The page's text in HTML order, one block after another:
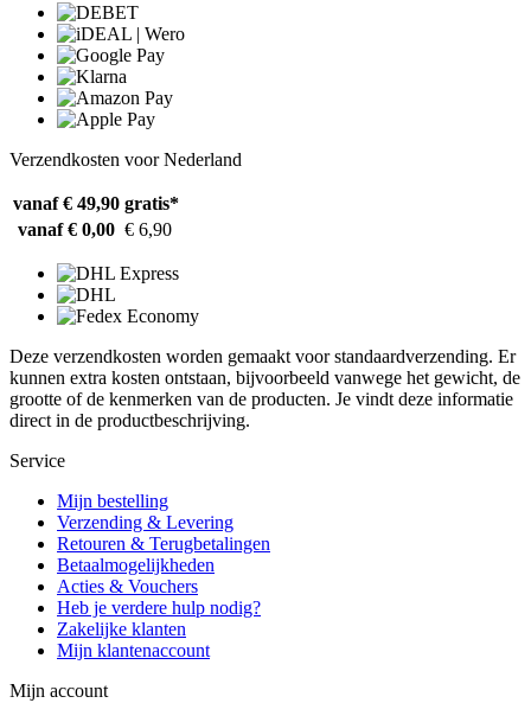
Verzendkosten voor Nederland
vanaf € 49,90 gratis*
vanaf € 0,00 € 6,90
Deze verzendkosten worden gemaakt voor standaardverzending. Er
kunnen extra kosten ontstaan, bijvoorbeeld vanwege het gewicht, de
grootte of de kenmerken van de producten. Je vindt deze informatie
direct in de productbeschrijving.
Service
Mijn bestelling
Verzending & Levering
Retouren & Terugbetalingen
Betaalmogelijkheden
Acties & Vouchers
Heb je verdere hulp nodig?
Zakelijke klanten
Mijn klantenaccount
Mijn account